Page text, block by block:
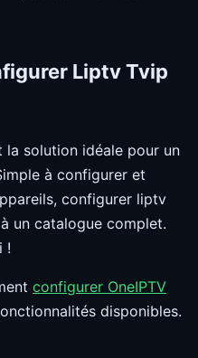
Liptv Tvip
la solution idéale pour un
à configurer et
configurer liptv
un catalogue complet.
!
configurer OneIPTV
disponibles.